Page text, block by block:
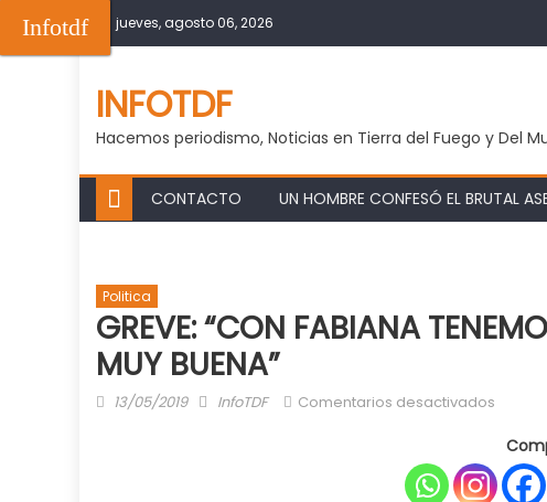
to
jueves, agosto 06, 2026
INFOTDF
Hacemos periodismo, Noticias en Tierra del Fuego y Del
CONTACTO UN HOMBRE CONFESÓ EL BRUTAL
Politica
GREVE: “CON FABIANA
MUY BUENA”
Posted
13/05/2019 Author
InfoTDF Comentarios desactivados
“CON
Infotdf